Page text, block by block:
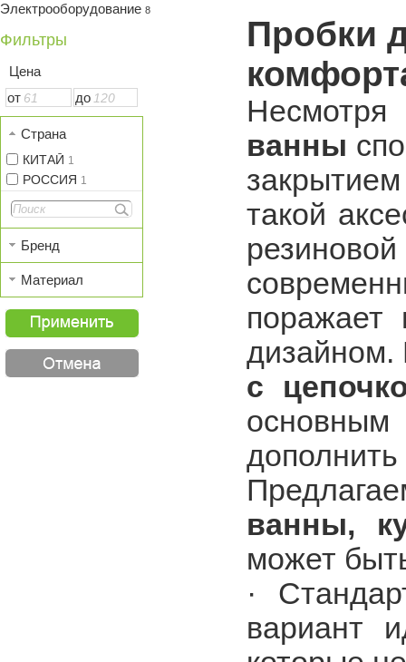
Электрооборудование 8
Фильтры
Цена
от
до
Страна
КИТАЙ 1
РОССИЯ 1
Бренд
Материал
Пробки
ванны
такой
поражает
дизайном.
с
ванны,
может
·
вариант